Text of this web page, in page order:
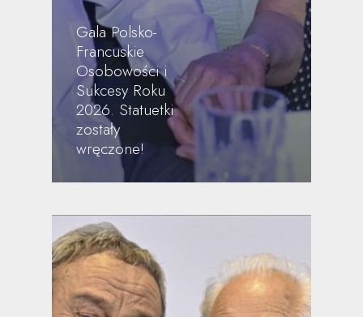
Gala Polsko-
Francuskie
Osobowości i
Sukcesy Roku
2026. Statuetki
zostały
wręczone!